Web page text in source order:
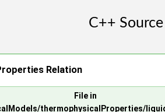
Relation
File in
thermophysicalProperties/